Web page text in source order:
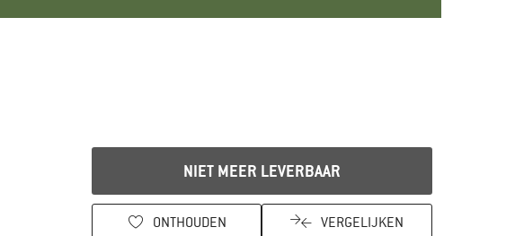
NIET MEER LEVERBAAR
ONTHOUDEN VERGELIJKEN